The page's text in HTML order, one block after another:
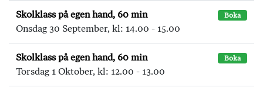
Skolklass på egen hand, 60 min Boka
Onsdag 30 September, kl: 14.00 - 15.00
Skolklass på egen hand, 60 min Boka
Torsdag 1 Oktober, kl: 12.00 - 13.00